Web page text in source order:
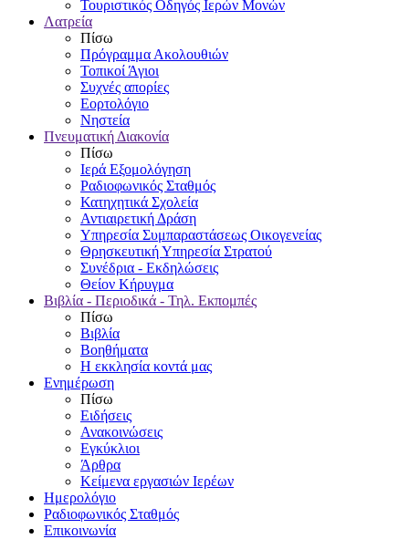
Τουριστικός Οδηγός Ιερών Μονών
Λατρεία
Πίσω
Πρόγραμμα Ακολουθιών
Τοπικοί Άγιοι
Συχνές απορίες
Εορτολόγιο
Νηστεία
Πνευματική Διακονία
Πίσω
Ιερά Εξομολόγηση
Ραδιοφωνικός Σταθμός
Κατηχητικά Σχολεία
Αντιαιρετική Δράση
Υπηρεσία Συμπαραστάσεως Οικογενείας
Θρησκευτική Υπηρεσία Στρατού
Συνέδρια - Εκδηλώσεις
Θείον Κήρυγμα
Βιβλία - Περιοδικά - Τηλ. Εκπομπές
Πίσω
Βιβλία
Βοηθήματα
Η εκκλησία κοντά μας
Ενημέρωση
Πίσω
Ειδήσεις
Ανακοινώσεις
Εγκύκλιοι
Άρθρα
Κείμενα εργασιών Ιερέων
Ημερολόγιο
Ραδιοφωνικός Σταθμός
Επικοινωνία